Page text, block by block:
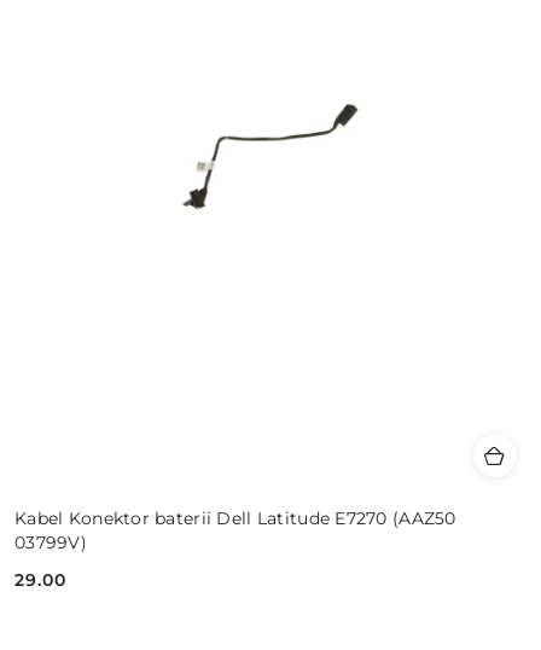
Kabel Konektor baterii Dell Latitude E7270 (AAZ50
03799V)
Cena:
29.00